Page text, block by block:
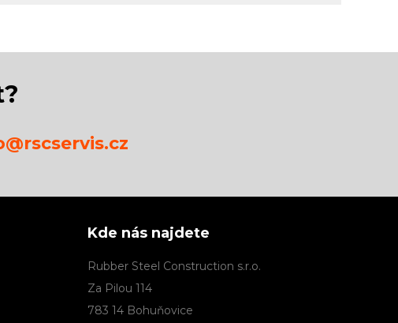
Kde nás najdete
Rubber Steel Construction s.r.o.
Za Pilou 114
783 14 Bohuňovice